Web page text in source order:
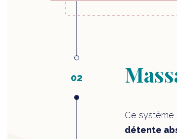
Ce système
détente